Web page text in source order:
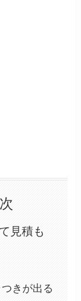
見積も
きが出る